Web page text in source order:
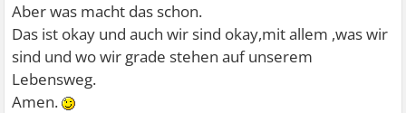
Aber was macht das schon.
Das ist okay und auch wir sind okay,mit allem ,was wir
sind und wo wir grade stehen auf unserem
Lebensweg.
Amen.